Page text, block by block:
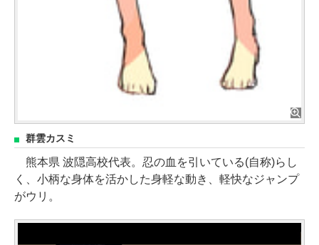
群雲カスミ
熊本県 波隠高校代表。忍の血を引いている(自称)らし
く、小柄な身体を活かした身軽な動き、軽快なジャンプ
がウリ。